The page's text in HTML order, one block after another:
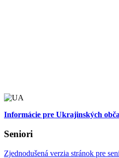
Informácie pre Ukrajinských
Seniori
Zjednodušená verzia stránok pre